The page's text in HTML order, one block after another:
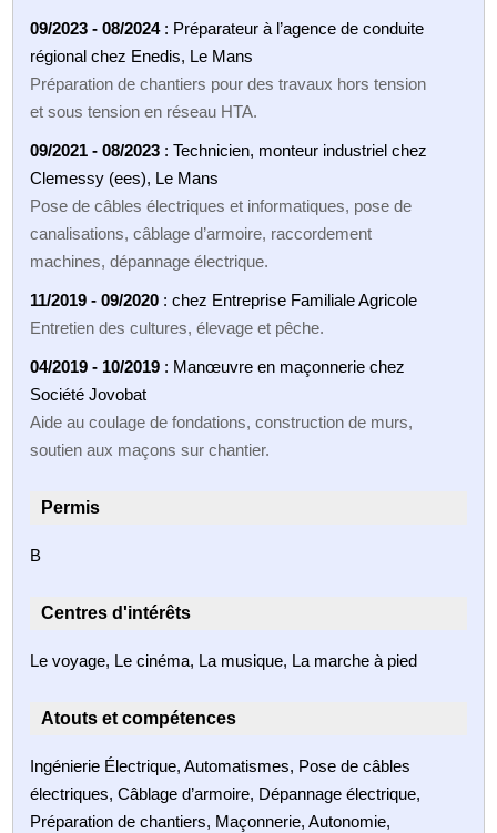
09/2023 - 08/2024: Préparateur à l’agence de conduite
régional chez Enedis, Le Mans
Préparation de chantiers pour des travaux hors tension
et sous tension en réseau HTA.
09/2021 - 08/2023 : Technicien, monteur industriel chez
Clemessy (ees), Le Mans
Pose de câbles électriques et informatiques, pose de
canalisations, câblage d’armoire, raccordement
machines, dépannage électrique.
11/2019 - 09/2020 : chez Entreprise Familiale Agricole
Entretien des cultures, élevage et pêche.
04/2019 - 10/2019 : Manœuvre en maçonnerie chez
Société Jovobat
Aide au coulage de fondations, construction de murs,
soutien aux maçons sur chantier.
Permis
B
Centres d'intérêts
Le voyage, Le cinéma, La musique, La marche à pied
Atouts et compétences
Ingénierie Électrique, Automatismes, Pose de câbles
électriques, Câblage d’armoire, Dépannage électrique,
Préparation de chantiers, Maçonnerie, Autonomie,